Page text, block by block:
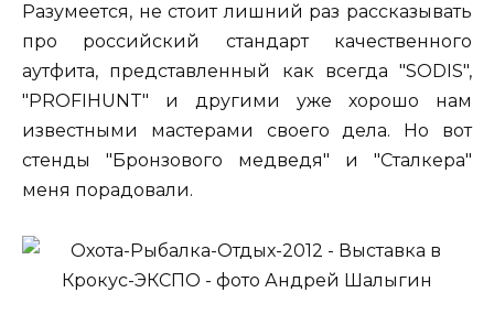
Разумеется, не стоит лишний раз рассказывать
про российский стандарт качественного
аутфита, представленный как всегда "SODIS",
"PROFIHUNT" и другими уже хорошо нам
известными мастерами своего дела. Но вот
стенды "Бронзового медведя" и "Сталкера"
меня порадовали.